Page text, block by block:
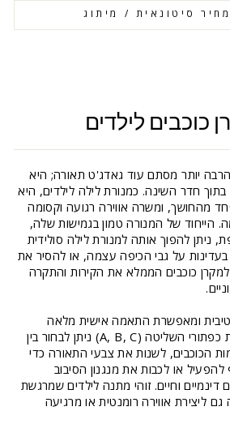
סיטונאית / מיתוג
כוכבים לילדים
הרבה יותר מסתם עוד גאדג'ט תאורה; היא
חדר השינה. כמנורת לילה לילדים, היא
מהחושך, ומשרה אווירה רגועה וקסומה
הייחוד של המנורה טמון בגמישות שלה,
ניתן להפוך אותה למנורת לילה סולידית
על גבי הכיפה עצמה, או להסיר את
למקרן כוכבים הממלא את הקירות והתקרה
ומאפשרת התאמה אישית מלאה
לאווירה הרצויה. באמצעות כפתורי השליטה (A, B, C) ניתן לבחור בין
הכוכבים, לשנות את צבעי התאורה כדי
או לכבות את מנגנון הסיבוב
וחיים. זוהי מתנה לילדים שמרגשת
ליצירת אווירה רומנטית או מרגיעה